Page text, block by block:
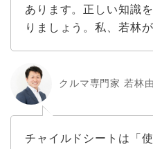
あります。正しい知識
りましょう。私、若林
クルマ専門家 若林
チャイルドシートは「